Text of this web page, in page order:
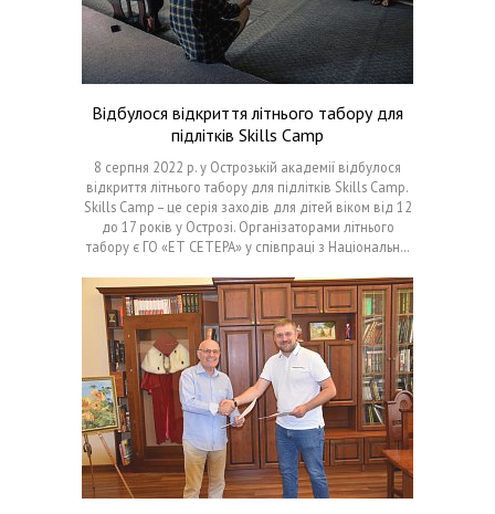
Відбулося відкриття літнього табору для
підлітків Skills Camp
8 серпня 2022 р. у Острозькій академії відбулося
відкриття літнього табору для підлітків Skills Camp.
Skills Camp – це серія заходів для дітей віком від 12
до 17 років у Острозі. Організаторами літнього
табору є ГО «ЕТ СЕТЕРА» у співпраці з Національн…